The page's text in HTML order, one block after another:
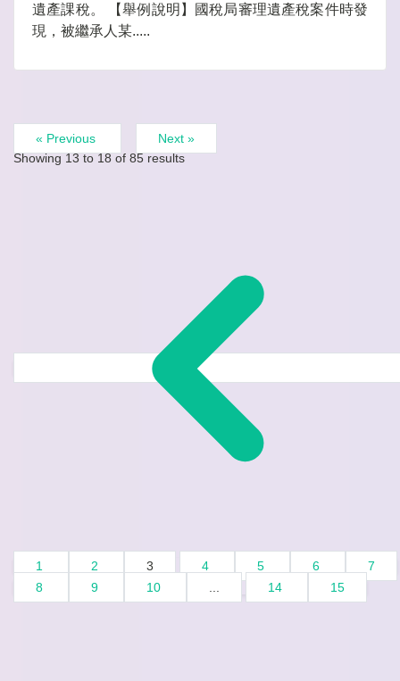
遺產課稅。 【舉例說明】國稅局審理遺產稅案件時發
現，被繼承人某.....
« Previous
Next »
Showing 13 to 18 of 85 results
1 2 3 4 5 6
7
8
9 10 14 15